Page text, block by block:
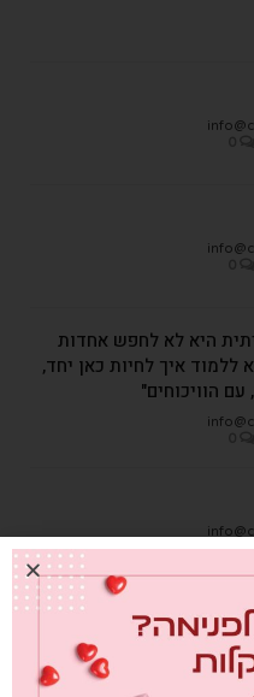
היא לא לחפש אחדות
ללמוד איך לחיות כאן יחד,
הוויכוחים"
0